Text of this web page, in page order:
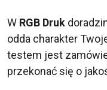
W RGB Druk
odda charakter
testem jest
przekonać się o